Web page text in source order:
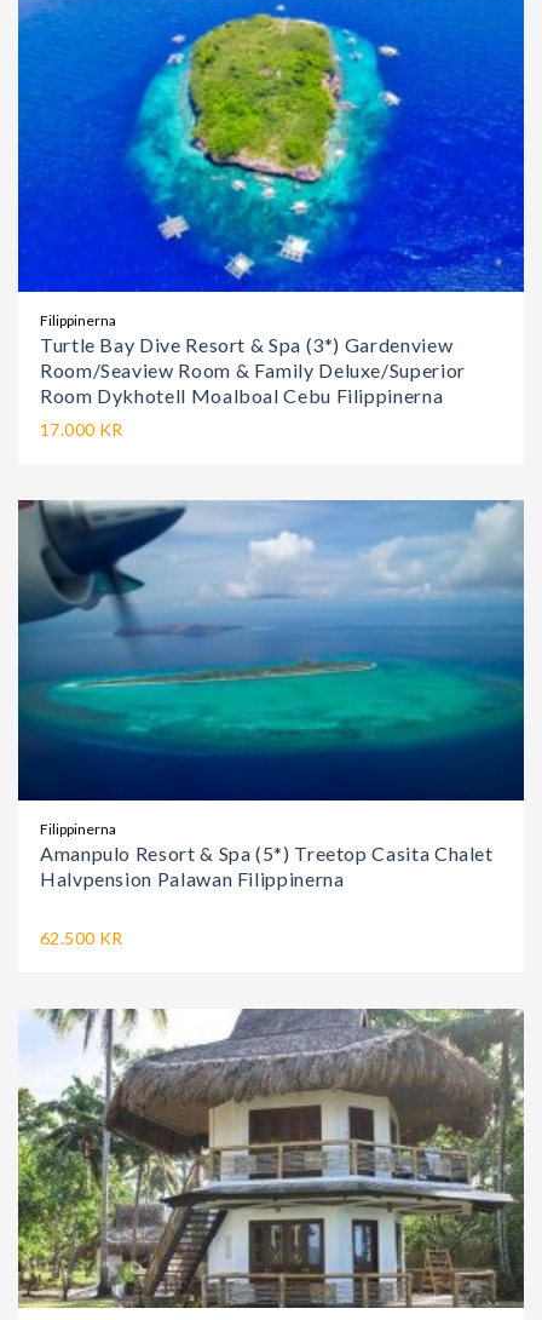
Filippinerna
Turtle Bay Dive Resort & Spa (3*) Gardenview
Room/Seaview Room & Family Deluxe/Superior
Room Dykhotell Moalboal Cebu Filippinerna
17.000 KR
Filippinerna
Amanpulo Resort & Spa (5*) Treetop Casita Chalet
Halvpension Palawan Filippinerna
62.500 KR